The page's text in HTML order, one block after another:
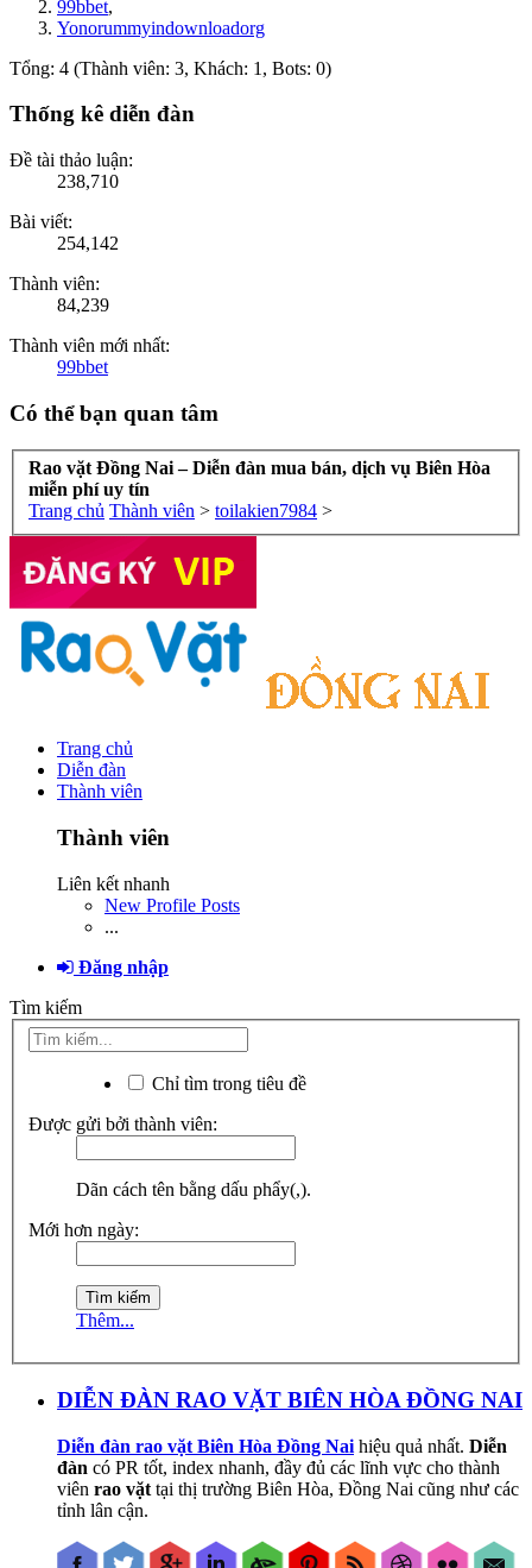
99bbet,
Yonorummyindownloadorg
Tổng: 4 (Thành viên: 3, Khách: 1, Bots: 0)
Thống kê diễn đàn
Đề tài thảo luận:
238,710
Bài viết:
254,142
Thành viên:
84,239
Thành viên mới nhất:
99bbet
Có thể bạn quan tâm
Rao vặt Đồng Nai – Diễn đàn mua bán, dịch vụ Biên Hòa
miễn phí uy tín
Trang chủ Thành viên > toilakien7984 >
Trang chủ
Diễn đàn
Thành viên
Thành viên
Liên kết nhanh
New Profile Posts
...
Đăng nhập
Tìm kiếm
Chỉ tìm trong tiêu đề
Được gửi bởi thành viên:
Dãn cách tên bằng dấu phẩy(,).
Mới hơn ngày:
Thêm...
DIỄN ĐÀN RAO VẶT BIÊN HÒA ĐỒNG NAI
Diễn đàn rao vặt Biên Hòa Đồng Nai hiệu quả nhất. Diễn
đàn có PR tốt, index nhanh, đầy đủ các lĩnh vực cho thành
viên rao vặt tại thị trường Biên Hòa, Đồng Nai cũng như các
tỉnh lân cận.